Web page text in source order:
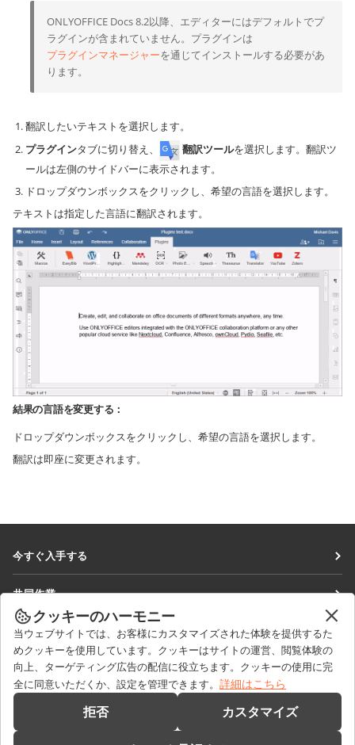
ONLYOFFICE Docs 8.2以降、エディターにはデフォルトでプ
ラグインが含まれていません。プラグインは
プラグインマネージャーを通じてインストールする必要があ
ります。
翻訳したいテキストを選択します。
プラグインタブに切り替え、 翻訳ツールを選択します。翻訳ツ
ールは左側のサイドバーに表示されます。
ドロップダウンボックスをクリックし、希望の言語を選択します。
テキストは指定した言語に翻訳されます。
結果の言語を変更する：
ドロップダウンボックスをクリックし、希望の言語を選択します。
翻訳は即座に変更されます。
今すぐ入手する
DocSpace
Workspace
コネクター
デスクトップアプリ
モバイルアプリ
共同作業
貢献者向け
翻訳者向け
インフルエンサー向け
求人情報
ニュースを見る
ブログ
ヘルプを得る
フォーラム
セールスに関する質問
sales@onlyoffice.com
クッキーのハーモニー
当ウェブサイトでは、お客様にカスタマイズされた体験を提供するた
めクッキーを使用しています。クッキーはサイトの運営、閲覧体験の
向上、ターゲティング広告の配信に役立ちます。クッキーの使用に完
全に同意いただくか、設定を管理できます。 詳細はこちら
拒否 カスタマイズ